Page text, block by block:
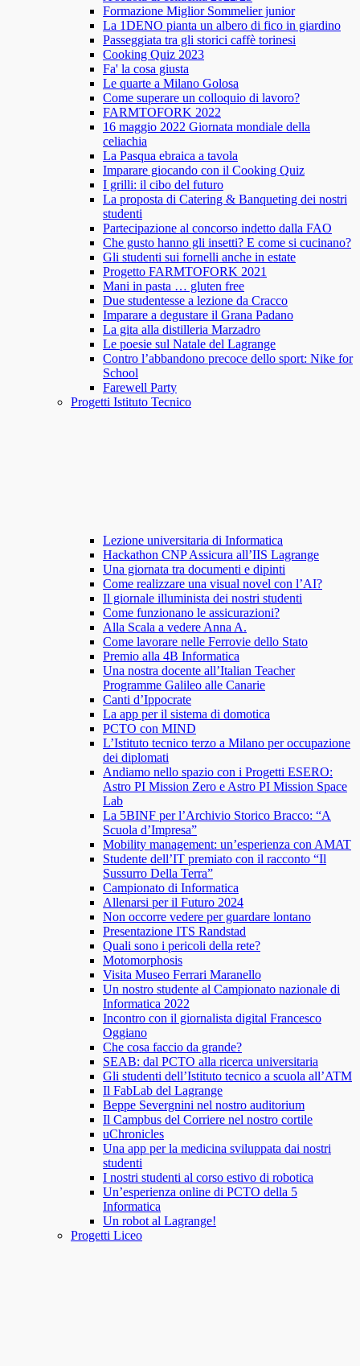
Formazione Miglior Sommelier junior
La 1DENO pianta un albero di fico in giardino
Passeggiata tra gli storici caffè torinesi
Cooking Quiz 2023
Fa' la cosa giusta
Le quarte a Milano Golosa
Come superare un colloquio di lavoro?
FARMTOFORK 2022
16 maggio 2022 Giornata mondiale della
celiachia
La Pasqua ebraica a tavola
Imparare giocando con il Cooking Quiz
I grilli: il cibo del futuro
La proposta di Catering & Banqueting dei nostri
studenti
Partecipazione al concorso indetto dalla FAO
Che gusto hanno gli insetti? E come si cucinano?
Gli studenti sui fornelli anche in estate
Progetto FARMTOFORK 2021
Mani in pasta … gluten free
Due studentesse a lezione da Cracco
Imparare a degustare il Grana Padano
La gita alla distilleria Marzadro
Le poesie sul Natale del Lagrange
Contro l’abbandono precoce dello sport: Nike for
School
Farewell Party
Progetti Istituto Tecnico
Lezione universitaria di Informatica
Hackathon CNP Assicura all’IIS Lagrange
Una giornata tra documenti e dipinti
Come realizzare una visual novel con l’AI?
Il giornale illuminista dei nostri studenti
Come funzionano le assicurazioni?
Alla Scala a vedere Anna A.
Come lavorare nelle Ferrovie dello Stato
Premio alla 4B Informatica
Una nostra docente all’Italian Teacher
Programme Galileo alle Canarie
Canti d’Ippocrate
La app per il sistema di domotica
PCTO con MIND
L’Istituto tecnico terzo a Milano per occupazione
dei diplomati
Andiamo nello spazio con i Progetti ESERO:
Astro PI Mission Zero e Astro PI Mission Space
Lab
La 5BINF per l’Archivio Storico Bracco: “A
Scuola d’Impresa”
Mobility management: un’esperienza con AMAT
Studente dell’IT premiato con il racconto “Il
Sussurro Della Terra”
Campionato di Informatica
Allenarsi per il Futuro 2024
Non occorre vedere per guardare lontano
Presentazione ITS Randstad
Quali sono i pericoli della rete?
Motomorphosis
Visita Museo Ferrari Maranello
Un nostro studente al Campionato nazionale di
Informatica 2022
Incontro con il giornalista digital Francesco
Oggiano
Che cosa faccio da grande?
SEAB: dal PCTO alla ricerca universitaria
Gli studenti dell’Istituto tecnico a scuola all’ATM
Il FabLab del Lagrange
Beppe Severgnini nel nostro auditorium
Il Campbus del Corriere nel nostro cortile
uChronicles
Una app per la medicina sviluppata dai nostri
studenti
I nostri studenti al corso estivo di robotica
Un’esperienza online di PCTO della 5
Informatica
Un robot al Lagrange!
Progetti Liceo